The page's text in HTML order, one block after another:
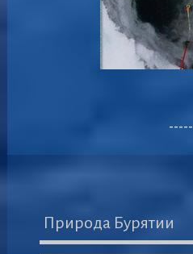
-----
Природа Бурятии